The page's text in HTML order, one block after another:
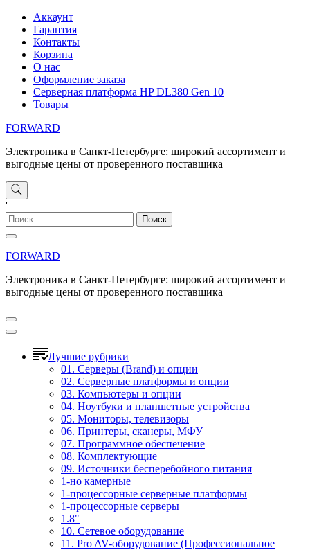
Перейти
содержимому
Аккаунт
Гарантия
Контакты
Корзина
О нас
Оформление заказа
Серверная платформа HP DL380 Gen 10
Товары
FORWARD
Электроника в Санкт-Петербурге: широкий ассортимент и
выгодные цены от проверенного поставщика
'
Найти:
FORWARD
Электроника в Санкт-Петербурге: широкий ассортимент и
выгодные цены от проверенного поставщика
Лучшие рубрики
01. Серверы (Brand) и опции
02. Серверные платформы и опции
03. Компьютеры и опции
04. Ноутбуки и планшетные устройства
05. Мониторы, телевизоры
06. Принтеры, сканеры, МФУ
07. Программное обеспечение
08. Комплектующие
09. Источники бесперебойного питания
1-но камерные
1-процессорные серверные платформы
1-процессорные серверы
1.8"
10. Сетевое оборудование
11. Pro AV-оборудование (Профессиональное